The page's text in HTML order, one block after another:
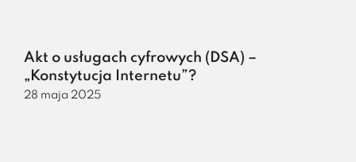
Akt o usługach cyfrowych (DSA) –
„Konstytucja Internetu”?
28 maja 2025